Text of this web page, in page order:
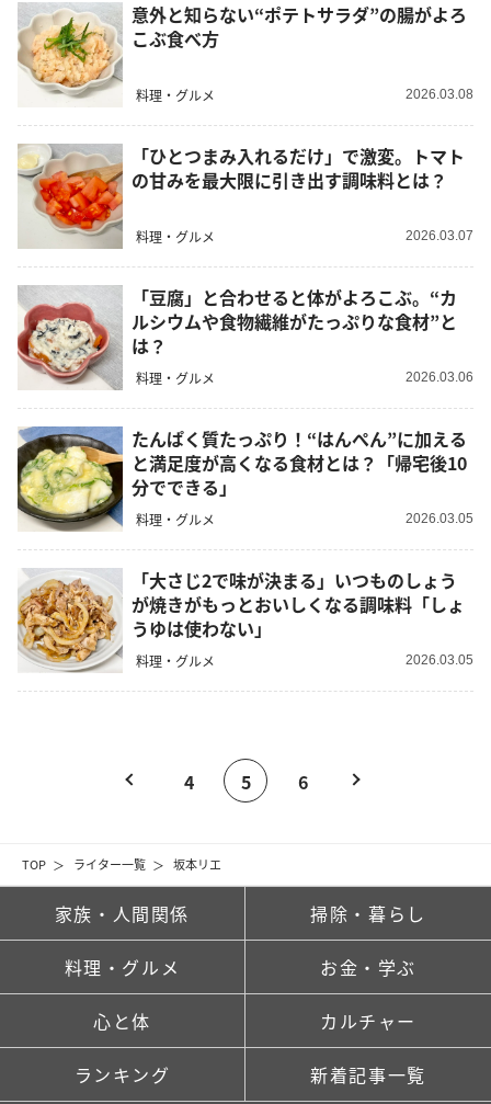
TOP ライター一覧 坂本リエ
意外と知らない“ポテトサラダ”の腸がよろ
こぶ食べ方
料理・グルメ 2026.03.08
「ひとつまみ入れるだけ」で激変。トマト
の甘みを最大限に引き出す調味料とは？
料理・グルメ 2026.03.07
「豆腐」と合わせると体がよろこぶ。“カ
ルシウムや食物繊維がたっぷりな食材”と
は？
料理・グルメ 2026.03.06
たんぱく質たっぷり！“はんぺん”に加える
と満足度が高くなる食材とは？「帰宅後10
分でできる」
料理・グルメ 2026.03.05
「大さじ2で味が決まる」いつものしょう
が焼きがもっとおいしくなる調味料「しょ
うゆは使わない」
料理・グルメ 2026.03.05
4 5 6
家族・人間関係 掃除・暮らし
料理・グルメ お金・学ぶ
心と体 カルチャー
ランキング 新着記事一覧